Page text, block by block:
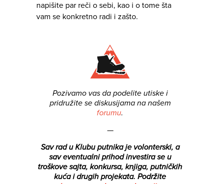
napišite par reči o sebi, kao i o tome šta
vam se konkretno radi i zašto.
Pozivamo vas da podelite utiske i
pridružite se diskusijama na našem
forumu.
—
Sav rad u Klubu putnika je volonterski, a
sav eventualni prihod investira se u
troškove sajta, konkursa, knjiga, putničkih
kuća i drugih projekata. Podržite